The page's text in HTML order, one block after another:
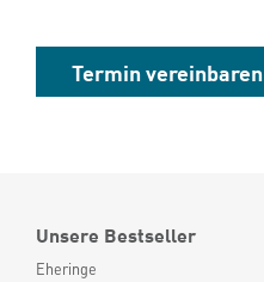
Termin vereinbaren
Unsere Bestseller
Eheringe